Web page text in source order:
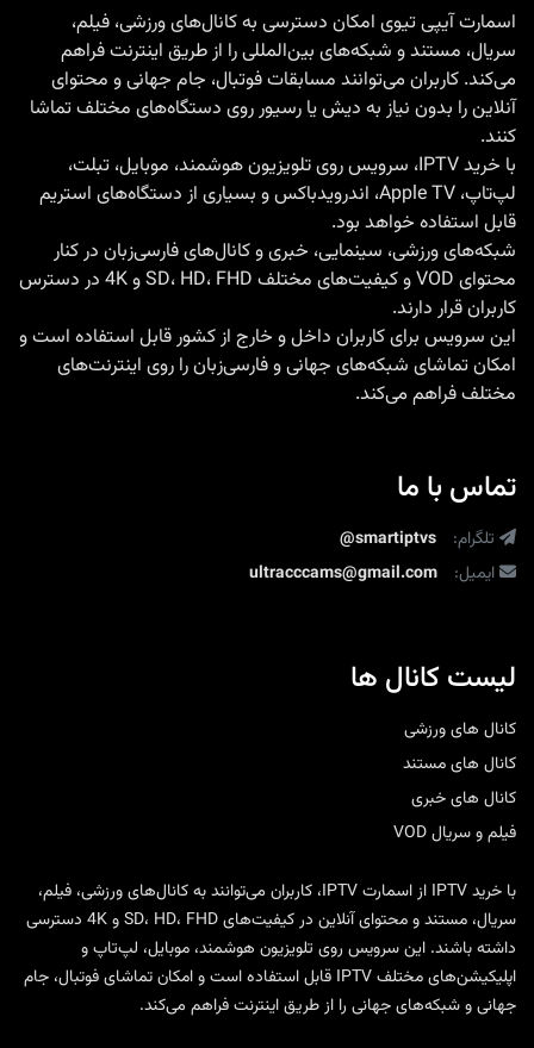
فراتر
از
تلویزیون
ایپی
تیوی
ای
اسمارت آیپی تیوی امکان دسترسی به کانال‌های ورزشی، فیلم،
سریال، مستند و شبکه‌های بین‌المللی را از طریق اینترنت فراهم
می‌کند. کاربران می‌توانند مسابقات فوتبال، جام جهانی و محتوای
آنلاین را بدون نیاز به دیش یا رسیور روی دستگاه‌های مختلف تماشا
کنند.
با خرید IPTV
، سرویس روی تلویزیون هوشمند، موبایل، تبلت،
لپ‌تاپ، Apple TV، اندرویدباکس و بسیاری از دستگاه‌های استریم
قابل استفاده خواهد بود.
شبکه‌های ورزشی، سینمایی، خبری و کانال‌های فارسی‌زبان در کنار
محتوای VOD و کیفیت‌های مختلف SD، HD، FHD و 4K در دسترس
کاربران قرار دارند.
این سرویس برای کاربران داخل و خارج از کشور قابل استفاده است و
امکان تماشای شبکه‌های جهانی و فارسی‌زبان را روی اینترنت‌های
مختلف فراهم می‌کند.
تماس با ما
تلگرام:
@smartiptvs
ایمیل:
ultracccams@gmail.com
لیست کانال ها
کانال های ورزشی
کانال های مستند
کانال های خبری
فیلم و سریال VOD
با خرید IPTV ازاسمارت IPTV
، کاربران می‌توانند به کانال‌های ورزشی، فیلم،
سریال، مستند و محتوای آنلاین در کیفیت‌های SD، HD، FHD و 4K دسترسی
داشته باشند. این سرویس روی تلویزیون هوشمند، موبایل، لپ‌تاپ و
اپلیکیشن‌های مختلف IPTV قابل استفاده است و امکان تماشای فوتبال، جام
جهانی و شبکه‌های جهانی را از طریق اینترنت فراهم می‌کند.